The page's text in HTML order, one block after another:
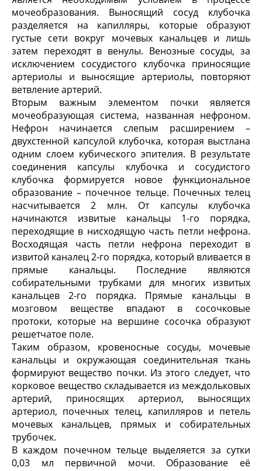
мочеобразования. Выносящий сосуд клубочка
разделяется на капилляры, которые образуют
густые сети вокруг мочевых канальцев и лишь
затем переходят в венулы. Венозные сосуды, за
исключением сосудистого клубочка приносящие
артериолы и выносящие артериолы, повторяют
ветвление артерий.
Вторым важным элементом почки является
мочеобразующая система, названная нефроном.
Нефрон начинается слепым расширением –
двухстенной капсулой клубочка, которая выстлана
одним слоем кубического эпителия. В результате
соединения капсулы клубочка и сосудистого
клубочка формируется новое функциональное
образование – почечное тельце. Почечных телец
насчитывается 2 млн. От капсулы клубочка
начинаются извитые канальцы 1-го порядка,
переходящие в нисходящую часть петли нефрона.
Восходящая часть петли нефрона переходит в
извитой каналец 2-го порядка, который вливается в
прямые канальцы. Последние являются
собирательными трубками для многих извитых
канальцев 2-го порядка. Прямые канальцы в
мозговом веществе впадают в сосочковые
протоки, которые на вершине сосочка образуют
решетчатое поле.
Таким образом, кровеносные сосуды, мочевые
канальцы и окружающая соединительная ткань
формируют вещество почки. Из этого следует, что
корковое вещество складывается из междольковых
артерий, приносящих артериол, выносящих
артериол, почечных телец, капилляров и петель
мочевых канальцев, прямых и собирательных
трубочек.
В каждом почечном тельце выделяется за сутки
0,03 мл первичной мочи. Образование её